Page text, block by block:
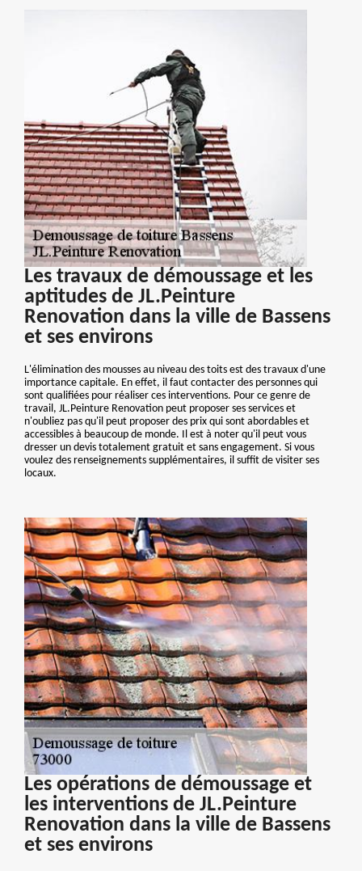
Les travaux de démoussage et les
aptitudes de JL.Peinture
Renovation dans la ville de Bassens
et ses environs
L'élimination des mousses au niveau des toits est des travaux d'une
importance capitale. En effet, il faut contacter des personnes qui
sont qualifiées pour réaliser ces interventions. Pour ce genre de
travail, JL.Peinture Renovation peut proposer ses services et
n'oubliez pas qu'il peut proposer des prix qui sont abordables et
accessibles à beaucoup de monde. Il est à noter qu'il peut vous
dresser un devis totalement gratuit et sans engagement. Si vous
voulez des renseignements supplémentaires, il suffit de visiter ses
locaux.
Les opérations de démoussage et
les interventions de JL.Peinture
Renovation dans la ville de Bassens
et ses environs